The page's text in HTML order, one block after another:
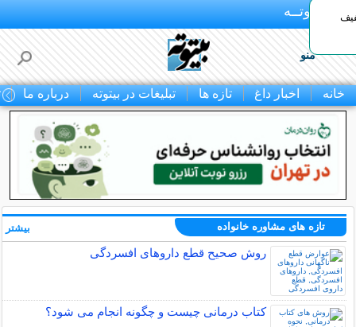
بـیتوتــه
منو
خانه اخبار داغ تازه ها تبلیغات در بیتوته درباره ما
50% تخفیف
تازه های مشاوره خانواده
روش صحیح قطع داروهای افسردگی
کتاب درمانی چیست و چگونه انجام می شود؟
بیشتر